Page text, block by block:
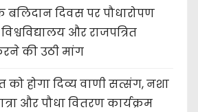
बलिदान दिवस पर पौधारोपण
और राजपत्रित
की उठी मांग
होगा दिव्य वाणी सत्संग, नशा
और पौधा वितरण कार्यक्रम